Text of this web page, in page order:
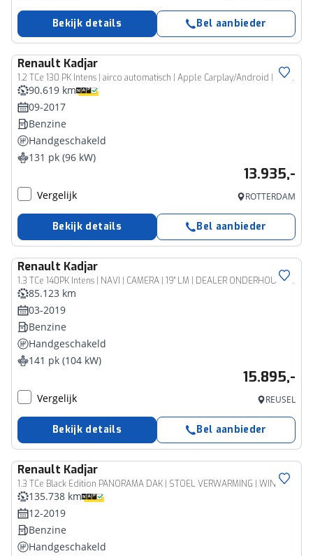
Bekijk details Bel aanbieder
Renault Kadjar
1.2 TCe 130 PK Intens | airco automatisch | Apple Carplay/Android | cruise control | lederen/stof bekleding | lichtmetalen velgen 17" | navigatiesysteem full map |
90.619 km
09-2017
Benzine
Handgeschakeld
131 pk (96 kW)
13.935,-
Vergelijk ROTTERDAM
Bekijk details Bel aanbieder
Renault Kadjar
1.3 TCe 140PK Intens | NAVI | CAMERA | 19" LM | DEALER ONDERHOUDEN | STOELVERWARMING | LED | CLIMAT CONTROL |
85.123 km
03-2019
Benzine
Handgeschakeld
141 pk (104 kW)
15.895,-
Vergelijk REUSEL
Bekijk details Bel aanbieder
Renault Kadjar
1.3 TCe Black Edition PANORAMA DAK | STOEL VERWARMING | WINTERSET VELGEN | CAMERA | BOSE AUDIO | HALF LEER
135.738 km
12-2019
Benzine
Handgeschakeld